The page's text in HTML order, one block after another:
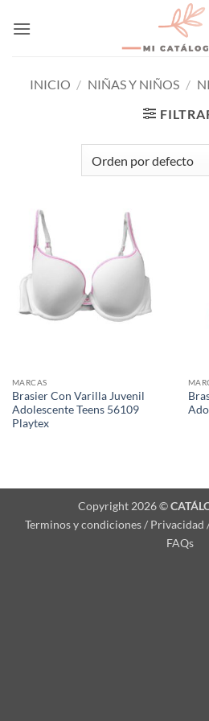
INICIO / NIÑAS Y NIÑOS /
MARCAS
Brasier Con Varilla Juvenil
Adolescente Teens 56109
Playtex
Copyright 2026 ©
Terminos y condiciones /
FAQs